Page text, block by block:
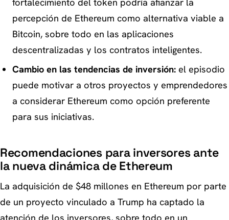
fortalecimiento del token podría afianzar la
percepción de Ethereum como alternativa viable a
Bitcoin, sobre todo en las aplicaciones
descentralizadas y los contratos inteligentes.
Cambio en las tendencias de inversión:el episodio
puede motivar a otros proyectos y emprendedores
a considerar Ethereum como opción preferente
para sus iniciativas.
Recomendaciones para inversores ante
la nueva dinámica de Ethereum
La adquisición de $48 millones en Ethereum por parte
de un proyecto vinculado a Trump ha captado la